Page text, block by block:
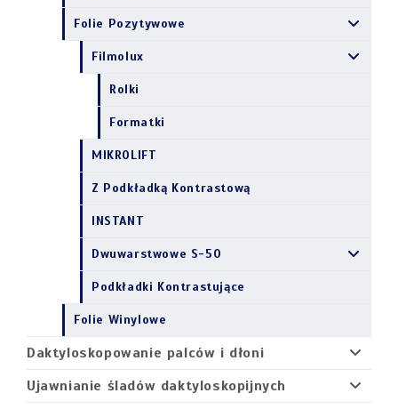
Daktyloskopowanie palców i dłoni
Ujawnianie śladów daktyloskopijnych
Folie Pozytywowe
Filmolux
Rolki
Formatki
MIKROLIFT
Z Podkładką Kontrastową
INSTANT
Dwuwarstwowe S-50
Podkładki Kontrastujące
Folie Winylowe